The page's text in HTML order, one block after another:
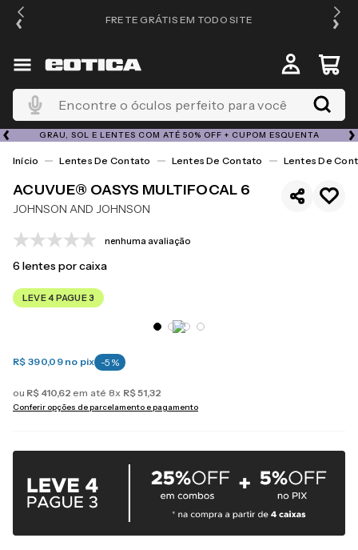
FRETE GRÁTIS EM TODO SITE
Encontre o óculos perfeito para você
GRAU, SOL E LENTES COM ATÉ 50% OFF + CUPOM ESQUENTA
Lentes De Contato Lentes De Contato Lentes De
ACUVUE® OASYS MULTIFOCAL 6
JOHNSON AND JOHNSON
nenhuma avaliação
6 lentes por caixa
LEVE 4 PAGUE 3
R$ 390,09 no pix -5 %
ou R$ 410,62 em até 8x R$51,32
Conferir opções de parcelamento e pagamento